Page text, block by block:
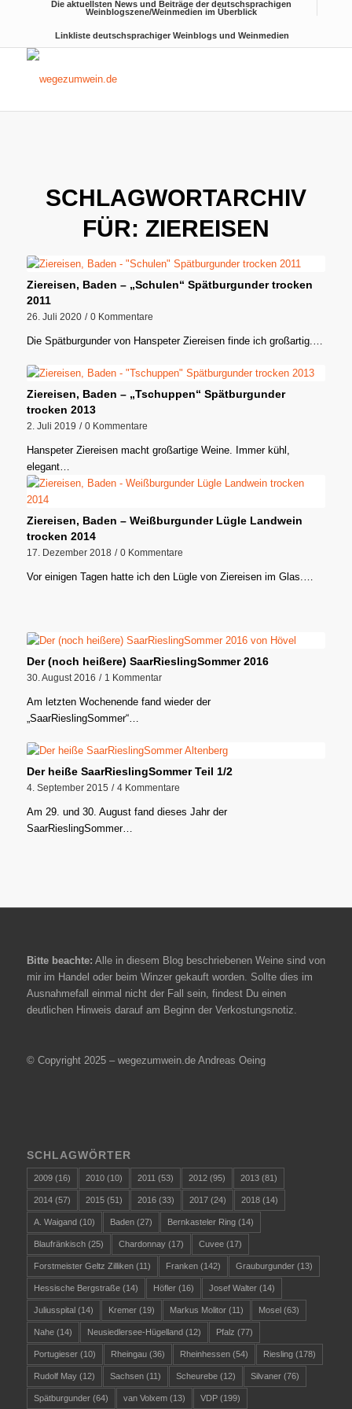
Die aktuellsten News und Beiträge der deutschsprachigen
Weinblogszene/Weinmedien im Überblick
Linkliste deutschsprachiger Weinblogs und Weinmedien
SCHLAGWORTARCHIV
FÜR: ZIEREISEN
Ziereisen, Baden – „Schulen“ Spätburgunder trocken
2011
26. Juli 2020 / 0 Kommentare
Die Spätburgunder von Hanspeter Ziereisen finde ich großartig.…
Ziereisen, Baden – „Tschuppen“ Spätburgunder
trocken 2013
2. Juli 2019 / 0 Kommentare
Hanspeter Ziereisen macht großartige Weine. Immer kühl,
elegant…
Ziereisen, Baden – Weißburgunder Lügle Landwein
trocken 2014
17. Dezember 2018 / 0 Kommentare
Vor einigen Tagen hatte ich den Lügle von Ziereisen im Glas.…
Der (noch heißere) SaarRieslingSommer 2016
30. August 2016 / 1 Kommentar
Am letzten Wochenende fand wieder der
„SaarRieslingSommer“…
Der heiße SaarRieslingSommer Teil 1/2
4. September 2015 / 4 Kommentare
Am 29. und 30. August fand dieses Jahr der
SaarRieslingSommer…
Bitte beachte: Alle in diesem Blog beschriebenen Weine sind von
mir im Handel oder beim Winzer gekauft worden. Sollte dies im
Ausnahmefall einmal nicht der Fall sein, findest Du einen
deutlichen Hinweis darauf am Beginn der Verkostungsnotiz.
© Copyright 2025 – wegezumwein.de Andreas Oeing
SCHLAGWÖRTER
2009(16) 2010(10) 2011 (53) 2012(95) 2013(81)
2014(57) 2015(51) 2016(33) 2017(24) 2018(14)
A. Waigand (10) Baden(27) Bernkasteler Ring(14)
Blaufränkisch(25) Chardonnay(17) Cuvee(17)
Forstmeister Geltz Zilliken(11) Franken(142) Grauburgunder(13)
Hessische Bergstraße(14) Höfler(16) Josef Walter(14)
Juliusspital (14) Kremer(19) Markus Molitor(11) Mosel (63)
Nahe(14) Neusiedlersee-Hügelland (12) Pfalz (77)
Portugieser(10) Rheingau(36) Rheinhessen(54) Riesling(178)
Rudolf May(12) Sachsen(11) Scheurebe(12) Silvaner(76)
Spätburgunder(64) van Volxem(13) VDP(199)